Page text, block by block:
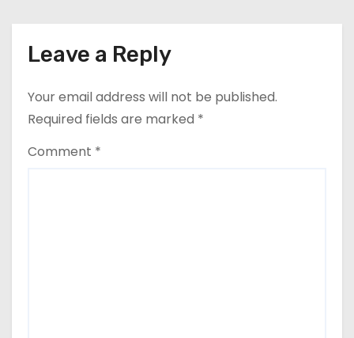
nLeave a Reply
Your email address will not be published.
Required fields are marked *
Comment *